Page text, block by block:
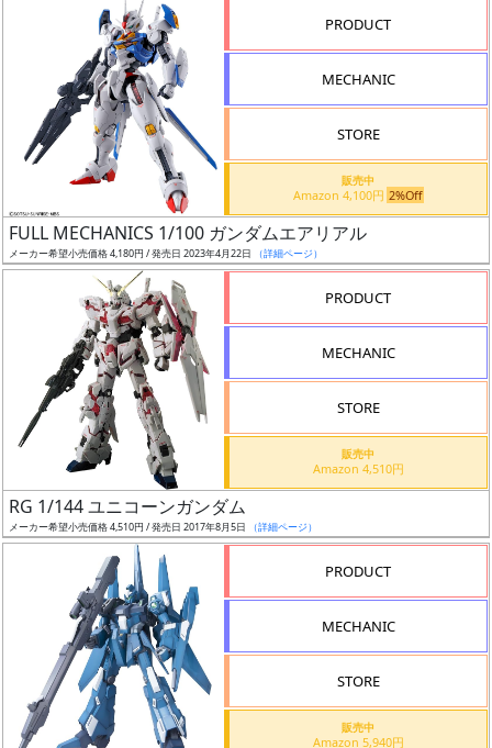
況
売
始
前
抽
選
近
PRODUCT
MECHANIC
STORE
販売中
Amazon 4,100円 2%Off
FULL MECHANICS 1/100 ガンダムエアリアル
メーカー希望小売価格 4,180円 / 発売日 2023年4月22日 （詳細ページ）
PRODUCT
MECHANIC
STORE
販売中
Amazon 4,510円
RG 1/144 ユニコーンガンダム
メーカー希望小売価格 4,510円 / 発売日 2017年8月5日 （詳細ページ）
PRODUCT
MECHANIC
STORE
販売中
Amazon 5,940円